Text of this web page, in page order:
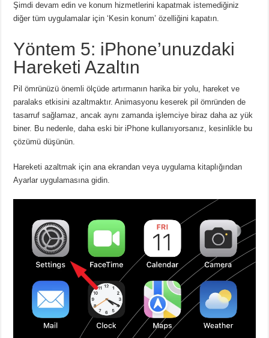
Şimdi devam edin ve konum hizmetlerini kapatmak istemediğiniz
diğer tüm uygulamalar için ‘Kesin konum’ özelliğini kapatın.
Yöntem 5: iPhone’unuzdaki
Hareketi Azaltın
Pil ömrünüzü önemli ölçüde artırmanın harika bir yolu, hareket ve
paralaks etkisini azaltmaktır.Animasyonu keserek pil ömründen de
tasarruf sağlamaz, ancak aynı zamanda işlemciye biraz daha az yük
biner. Bu nedenle, daha eski bir iPhone kullanıyorsanız, kesinlikle bu
çözümü düşünün.
Hareketi azaltmak için ana ekrandan veya uygulama kitaplığından
Ayarlar uygulamasına gidin.